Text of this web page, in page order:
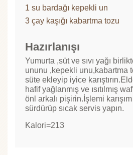
1 su bardağı kepekli un
3 çay kaşığı kabartma tozu
Hazırlanışı
Yumurta ,süt ve sıvı yağı
ununu ,kepekli unu,kabartma
süte ekleyip iyice
hafif yağlanmış ve ısıtılmış
önl arkalı pişirin.İşlemi
sürdürüp sıcak servis yapın.
Kalori=213